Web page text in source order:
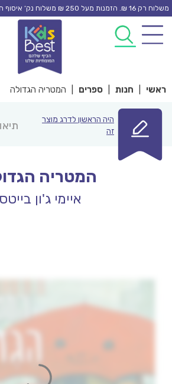
Skip
content
משלוח רק 16 ₪. הזמנות מעל 250 ₪ משלוח נק’ איסוף חינם
ראשי חנות ספרים המטריה הגדולה
היה הראשון לדרג מוצר
זה
המטריה
איימי ג'ון בייטס